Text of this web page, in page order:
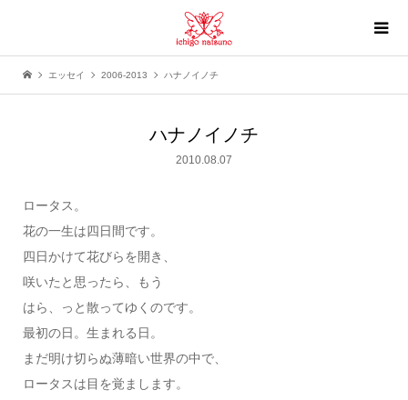
エッセイ 2006-2013 ハナノイノチ
ハナノイノチ
2010.08.07
ロータス。
花の一生は四日間です。
四日かけて花びらを開き、
咲いたと思ったら、もう
はら、っと散ってゆくのです。
最初の日。生まれる日。
まだ明け切らぬ薄暗い世界の中で、
ロータスは目を覚まします。